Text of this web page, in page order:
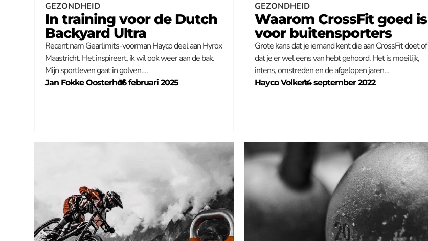
GEZONDHEID
In training voor de Dutch
Backyard Ultra
Recent nam Gearlimits-voorman Hayco deel aan Hyrox
Maastricht. Het inspireert, ik wil ook weer aan de bak.
Mijn sportleven gaat in golven….
Jan Fokke Oosterhof
–
16 februari 2025
GEZONDHEID
Waarom CrossFit goed is
voor buitensporters
Grote kans dat je iemand kent die aan CrossFit doet of
dat je er wel eens van hebt gehoord. Het is moeilijk,
intens, omstreden en de afgelopen jaren…
Hayco Volkers
–
14 september 2022